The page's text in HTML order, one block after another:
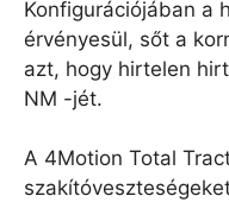
Konfigurációjában a
érvényesül, sőt a
azt, hogy hirtelen
NM -jét.
A 4Motion Total